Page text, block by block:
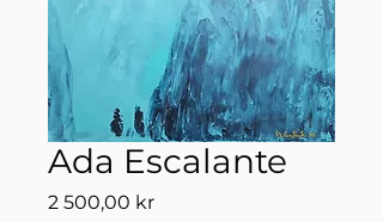
Ada Escalante
2 500,00 krPris